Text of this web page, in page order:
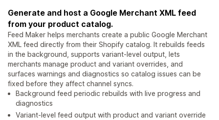
Generate and host a Google Merchant XML feed
from your product catalog.
Feed Maker helps merchants create a public Google Merchant
XML feed directly from their Shopify catalog. It rebuilds feeds
in the background, supports variant-level output, lets
merchants manage product and variant overrides, and
surfaces warnings and diagnostics so catalog issues can be
fixed before they affect channel syncs.
Background feed periodic rebuilds with live progress and
diagnostics
Variant-level feed output with product and variant override